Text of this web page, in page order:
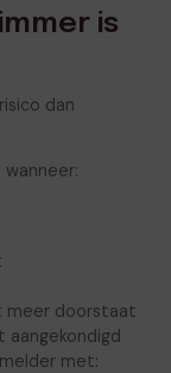
is
dan
meer doorstaat
met: